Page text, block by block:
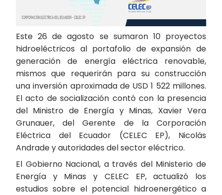
Este 26 de agosto se sumaron 10 proyectos
hidroeléctricos al portafolio de expansión de
generación de energía eléctrica renovable,
mismos que requerirán para su construcción
una inversión aproximada de USD 1 522 millones.
El acto de socialización contó con la presencia
del Ministro de Energía y Minas, Xavier Vera
Grunauer, del Gerente de la Corporación
Eléctrica del Ecuador (CELEC EP), Nicolás
Andrade y autoridades del sector eléctrico.
El Gobierno Nacional, a través del Ministerio de
Energía y Minas y CELEC EP, actualizó los
estudios sobre el potencial hidroenergético a